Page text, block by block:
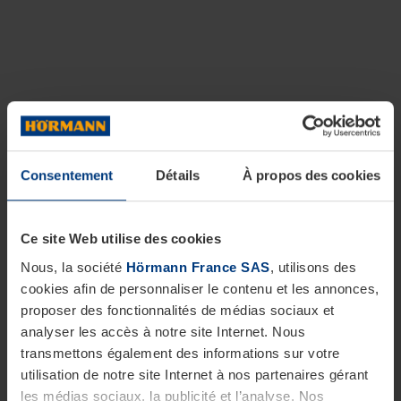
Consentement Détails À propos des cookies
Ce site Web utilise des cookies
Nous, la société Hörmann France SAS, utilisons des
cookies afin de personnaliser le contenu et les annonces,
proposer des fonctionnalités de médias sociaux et
analyser les accès à notre site Internet. Nous
transmettons également des informations sur votre
utilisation de notre site Internet à nos partenaires gérant
les médias sociaux, la publicité et l’analyse. Nos